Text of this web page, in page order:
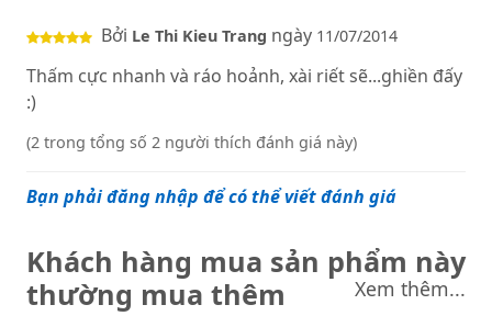
Bởi Le Thi Kieu Trang ngày 11/07/2014
Thấm cực nhanh và ráo hoảnh, xài riết sẽ...ghiền đấy
:)
(2 trong tổng số 2 người thích đánh giá này)
Bạn phải đăng nhập để có thể viết đánh giá
Khách hàng mua sản phẩm này
thường mua thêm
Xem thêm...